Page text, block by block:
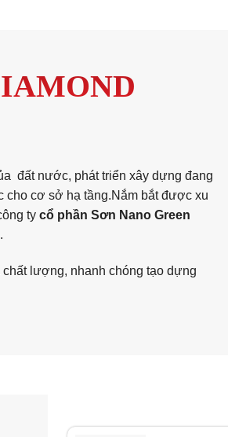
đất nước, phát triển xây dựng đang
cho cơ sở hạ tầng.Nắm bắt được xu
tycổ phần Sơn Nano Green
.
lượng, nhanh chóng tạo dựng